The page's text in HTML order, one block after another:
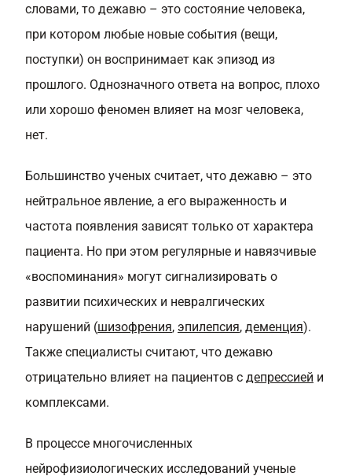
словами, то дежавю – это состояние человека,
при котором любые новые события (вещи,
поступки) он воспринимает как эпизод из
прошлого. Однозначного ответа на вопрос, плохо
или хорошо феномен влияет на мозг человека,
нет.
Большинство ученых считает, что дежавю – это
нейтральное явление, а его выраженность и
частота появления зависят только от характера
пациента. Но при этом регулярные и навязчивые
«воспоминания» могут сигнализировать о
развитии психических и невралгических
нарушений (шизофрения, эпилепсия, деменция).
Также специалисты считают, что дежавю
отрицательно влияет на пациентов с депрессией и
комплексами.
В процессе многочисленных
нейрофизиологических исследований ученые